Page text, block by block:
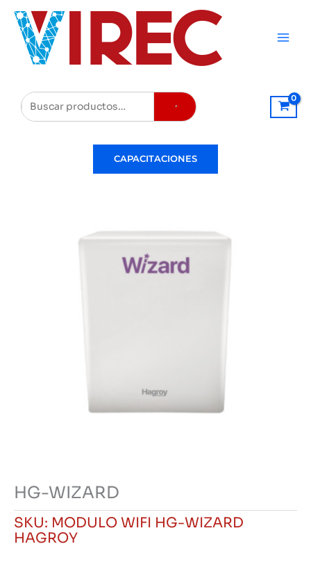
contenido
Buscar
CAPACITACIONES
HG-WIZARD
SKU: MODULO WIFI HG-WIZARD
HAGROY